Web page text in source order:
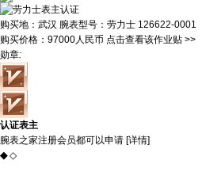
购买地： 武汉 腕表型号： 劳力士 126622-0001
购买价格： 97000人民币 点击查看该作业贴 >>
勋章:
认证表主
腕表之家注册会员都可以申请 [详情]
◆ ◇